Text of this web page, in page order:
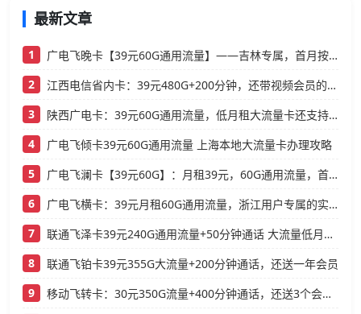
最新文章
1
广电飞晚卡【39元60G通用流量】——吉林专属，首月按天折算，流量充足不踩坑
2
江西电信省内卡：39元480G+200分钟，还带视频会员的大流量卡
3
陕西广电卡：39元60G通用流量，低月租大流量卡还支持结转
4
广电飞倾卡39元60G通用流量 上海本地大流量卡办理攻略
5
广电飞澜卡【39元60G】：月租39元，60G通用流量，首月免费真香！
6
广电飞横卡：39元月租60G通用流量，浙江用户专属的实用型套餐
7
联通飞泽卡39元240G通用流量+50分钟通话 大流量低月租办理指南
8
联通飞铂卡39元355G大流量+200分钟通话，还送一年会员
9
移动飞转卡：30元350G流量+400分钟通话，还送3个会员的低月租神卡